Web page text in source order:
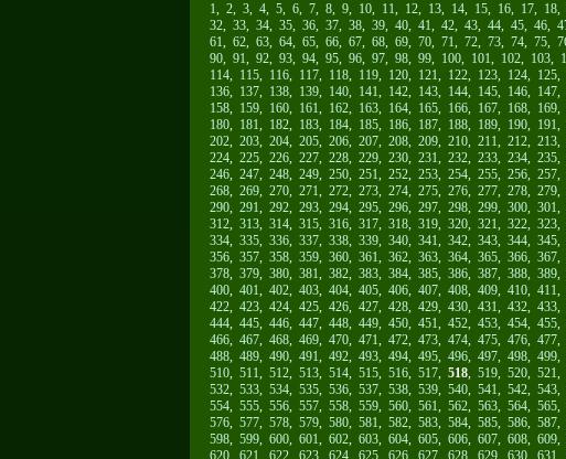
1, 2, 3, 4, 5, 6, 7, 8, 9, 10, 11, 12, 13, 14, 15, 16, 17, 18,
32, 33, 34, 35, 36, 37, 38, 39, 40, 41, 42, 43, 44, 45, 46,
61, 62, 63, 64, 65, 66, 67, 68, 69, 70, 71, 72, 73, 74, 75,
90, 91, 92, 93, 94, 95, 96, 97, 98, 99, 100, 101, 102, 103,
114, 115, 116, 117, 118, 119, 120, 121, 122, 123, 124, 125,
136, 137, 138, 139, 140, 141, 142, 143, 144, 145, 146, 147,
158, 159, 160, 161, 162, 163, 164, 165, 166, 167, 168, 169,
180, 181, 182, 183, 184, 185, 186, 187, 188, 189, 190, 191,
202, 203, 204, 205, 206, 207, 208, 209, 210, 211, 212, 213,
224, 225, 226, 227, 228, 229, 230, 231, 232, 233, 234, 235,
246, 247, 248, 249, 250, 251, 252, 253, 254, 255, 256, 257,
268, 269, 270, 271, 272, 273, 274, 275, 276, 277, 278, 279,
290, 291, 292, 293, 294, 295, 296, 297, 298, 299, 300, 301,
312, 313, 314, 315, 316, 317, 318, 319, 320, 321, 322, 323,
334, 335, 336, 337, 338, 339, 340, 341, 342, 343, 344, 345,
356, 357, 358, 359, 360, 361, 362, 363, 364, 365, 366, 367,
378, 379, 380, 381, 382, 383, 384, 385, 386, 387, 388, 389,
400, 401, 402, 403, 404, 405, 406, 407, 408, 409, 410, 411,
422, 423, 424, 425, 426, 427, 428, 429, 430, 431, 432, 433,
444, 445, 446, 447, 448, 449, 450, 451, 452, 453, 454, 455,
466, 467, 468, 469, 470, 471, 472, 473, 474, 475, 476, 477,
488, 489, 490, 491, 492, 493, 494, 495, 496, 497, 498, 499,
510, 511, 512, 513, 514, 515, 516, 517, 518, 519, 520, 521,
532, 533, 534, 535, 536, 537, 538, 539, 540, 541, 542, 543,
554, 555, 556, 557, 558, 559, 560, 561, 562, 563, 564, 565,
576, 577, 578, 579, 580, 581, 582, 583, 584, 585, 586, 587,
598, 599, 600, 601, 602, 603, 604, 605, 606, 607, 608, 609,
620, 621 622, 623, 624, 625, 626, 627, 628, 629, 630, 631